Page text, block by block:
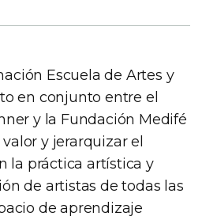
Escuela de Artes y
en conjunto entre el
y la Fundación Medifé
y jerarquizar el
la práctica artística y
de artistas de todas las
de aprendizaje